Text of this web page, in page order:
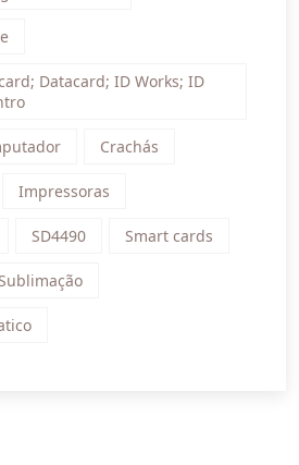
Datacard; ID Works; ID
Crachás
Impressoras
SD4490 Smart cards
Sublimação